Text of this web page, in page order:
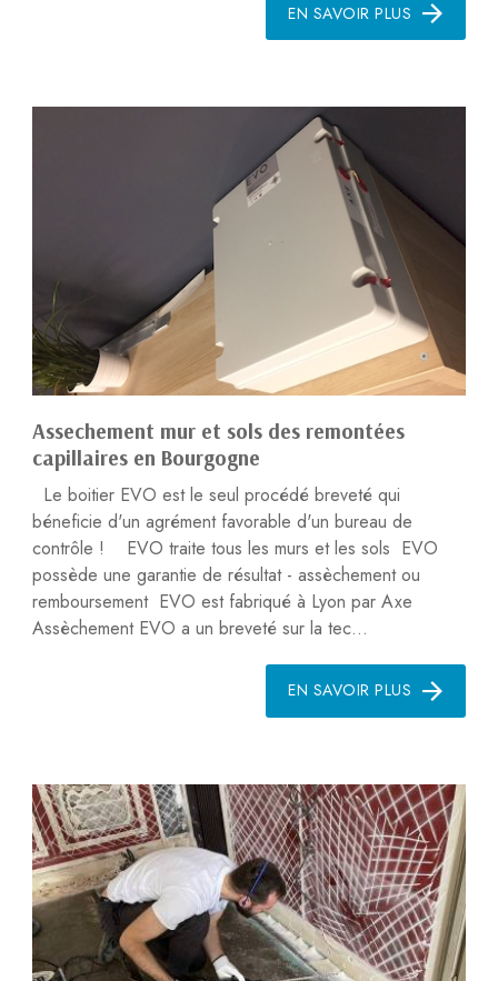
EN SAVOIR PLUS
Assechement mur et sols des remontées
capillaires en Bourgogne
Le boitier EVO est le seul procédé breveté qui
béneficie d'un agrément favorable d'un bureau de
contrôle ! EVO traite tous les murs et les sols EVO
possède une garantie de résultat - assèchement ou
remboursement EVO est fabriqué à Lyon par Axe
Assèchement EVO a un breveté sur la tec...
EN SAVOIR PLUS